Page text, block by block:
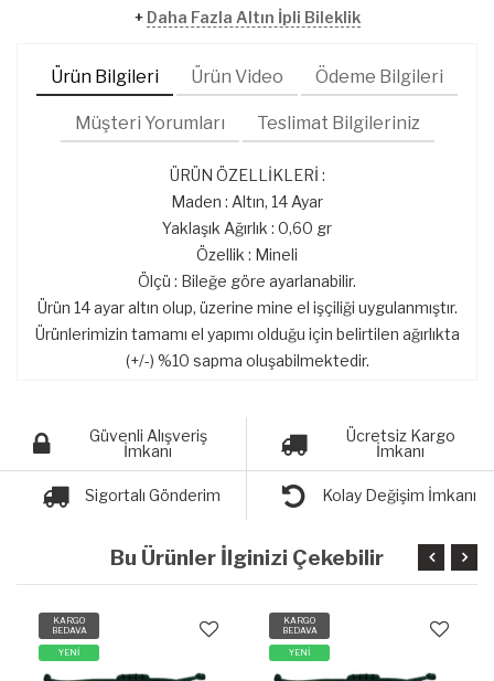
+ Daha Fazla Altın İpli Bileklik
Ürün Bilgileri Ürün Video Ödeme Bilgileri
Müşteri Yorumları Teslimat Bilgileriniz
ÜRÜN ÖZELLİKLERİ :
Maden : Altın, 14 Ayar
Yaklaşık Ağırlık : 0,60 gr
Özellik : Mineli
Ölçü : Bileğe göre ayarlanabilir.
Ürün 14 ayar altın olup, üzerine mine el işçiliği uygulanmıştır.
Ürünlerimizin tamamı el yapımı olduğu için belirtilen ağırlıkta
(+/-) %10 sapma oluşabilmektedir.
Güvenli Alışveriş
İmkanı
Ücretsiz Kargo
İmkanı
Sigortalı Gönderim Kolay Değişim İmkanı
Bu Ürünler İlginizi Çekebilir
KARGO
BEDAVA
YENİ
KARGO
BEDAVA
YENİ